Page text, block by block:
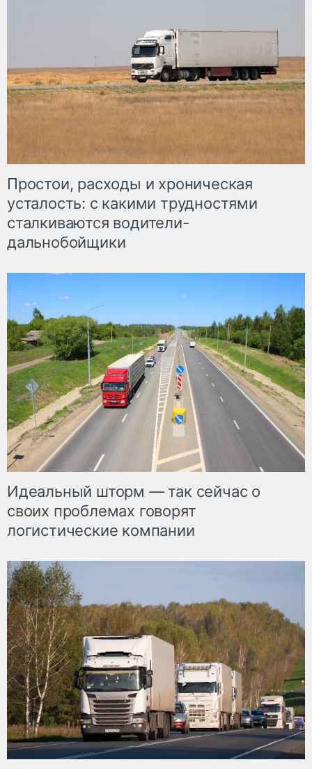
Простои, расходы и хроническая
усталость: с какими трудностями
сталкиваются водители-
дальнобойщики
Идеальный шторм — так сейчас о
своих проблемах говорят
логистические компании